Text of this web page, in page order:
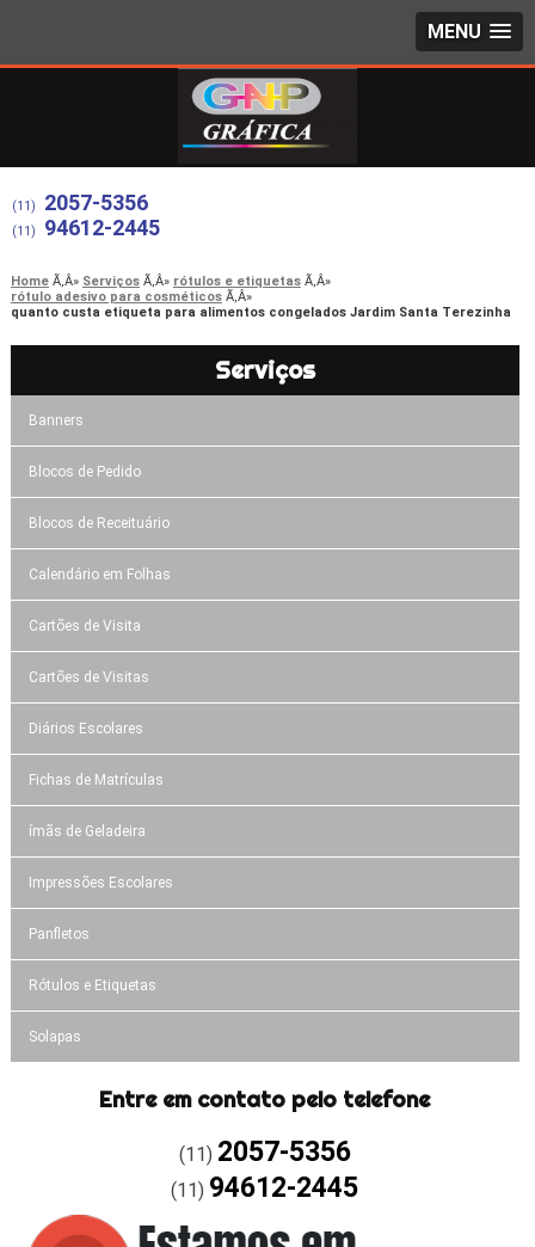
MENU
(11) 2057-5356
(11) 94612-2445
Home Serviços
rótulos e etiquetas
rótulo adesivo para cosméticos
quanto custa etiqueta para alimentos congelados Jardim Santa Terezinha
Serviços
Banners
Blocos de Pedido
Blocos de Receituário
Calendário em Folhas
Cartões de Visita
Cartões de Visitas
Diários Escolares
Fichas de Matrículas
ímãs de Geladeira
Impressões Escolares
Panfletos
Rótulos e Etiquetas
Solapas
Entre em contato pelo telefone
(11) 2057-5356
(11) 94612-2445